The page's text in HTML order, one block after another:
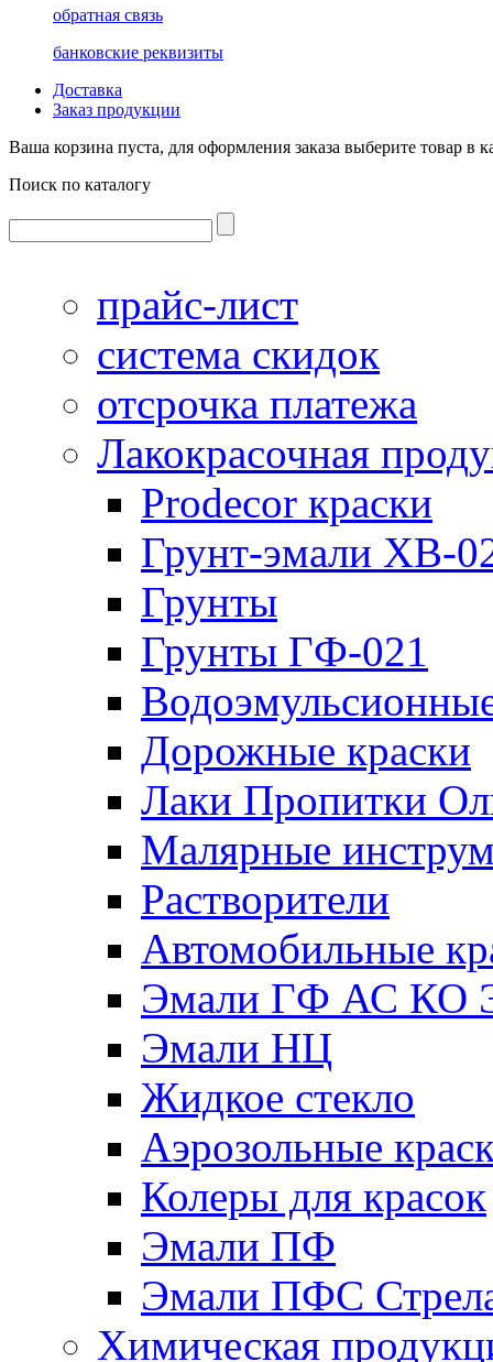
обратная связь
банковские реквизиты
Доставка
Заказ продукции
Ваша корзина пуста, для оформления заказа выберите товар в
Поиск по каталогу
прайс-лист
система скидок
отсрочка платежа
Лакокрасочная
Prodecor краски
Грунт-эмали ХВ-
Грунты
Грунты ГФ-021
Дорожные краски
Лаки Пропитки
Малярные
Растворители
Автомобильные
Эмали ГФ АС КО
Эмали НЦ
Жидкое стекло
Аэрозольные
Колеры для красок
Эмали ПФ
Эмали ПФС
Химическая